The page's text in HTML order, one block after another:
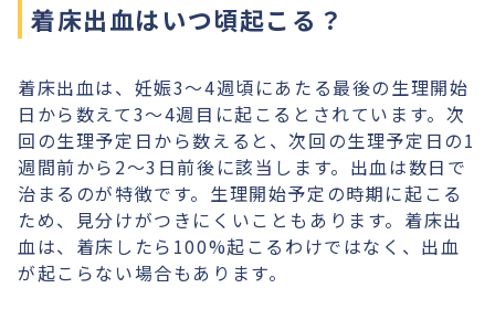
着床出血はいつ頃起こる？
着床出血は、妊娠3〜4週頃にあたる最後の生理開始
日から数えて3～4週目に起こるとされています。次
回の生理予定日から数えると、次回の生理予定日の1
週間前から2〜3日前後に該当します。出血は数日で
治まるのが特徴です。生理開始予定の時期に起こる
ため、見分けがつきにくいこともあります。着床出
血は、着床したら100%起こるわけではなく、出血
が起こらない場合もあります。